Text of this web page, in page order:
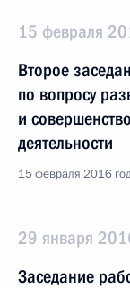
15 февраля
Второе
по вопросу
и
деятельности
15 февраля 2016
29 января
Заседание